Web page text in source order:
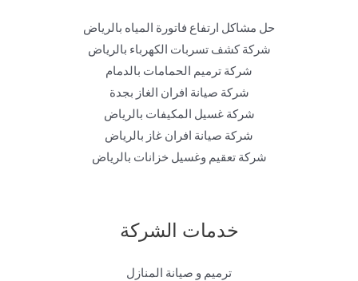
حل مشاكل ارتفاع فاتورة المياه بالرياض
شركة كشف تسربات الكهرباء بالرياض
شركة ترميم الحمامات بالدمام
شركة صيانة افران الغاز بجدة
شركة غسيل المكيفات بالرياض
شركة صيانة افران غاز بالرياض
شركة تعقيم وغسيل خزانات بالرياض
خدمات الشركة
ترميم و صيانة المنازل